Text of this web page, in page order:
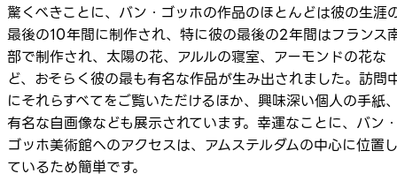
驚くべきことに、バン・ゴッホの作品のほとんどは彼の生涯
最後の10年間に制作され、特に彼の最後の2年間はフランス
部で制作され、太陽の花、アルルの寝室、アーモンドの花な
ど、おそらく彼の最も有名な作品が生み出されました。訪問
にそれらすべてをご覧いただけるほか、興味深い個人の手紙
有名な自画像なども展示されています。幸運なことに、バン
ゴッホ美術館へのアクセスは、アムステルダムの中心に位置
ているため簡単です。